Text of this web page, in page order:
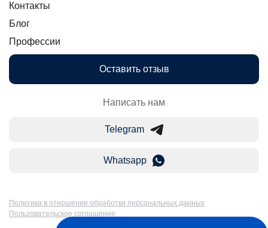
Контакты
Блог
Профессии
Оставить отзыв
Написать нам
Telegram
Whatsapp
Политика в отношении обработки персональных данных
Пользовательское соглашение